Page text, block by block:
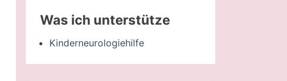
Was ich unterstütze
Kinderneurologiehilfe